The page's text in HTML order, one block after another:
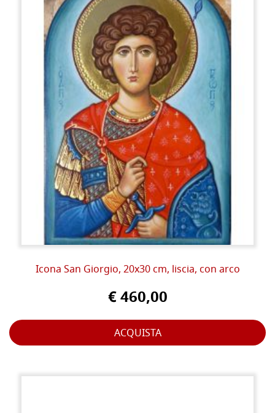
Icona San Giorgio, 20x30 cm, liscia, con arco
€ 460,00
ACQUISTA